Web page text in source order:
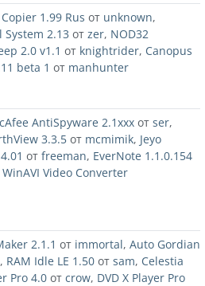
1.99 Rus от unknown,
2.13 от zer, NOD32
2.0 v1.1 от knightrider, Canopus
beta 1 от manhunter
AntiSpyware 2.1xxx от ser,
3.3.5 от mcmimik, Jeyo
от freeman, EverNote 1.1.0.154
WinAVI Video Converter
2.1.1 от immortal, Auto Gordian
, RAM Idle LE 1.50 от sam, Celestia
Pro 4.0 от crow, DVD X Player Pro